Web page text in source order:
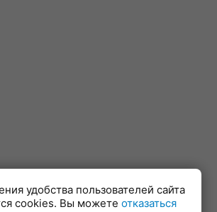
удобства пользователей сайта
cookies. Вы можете отказаться